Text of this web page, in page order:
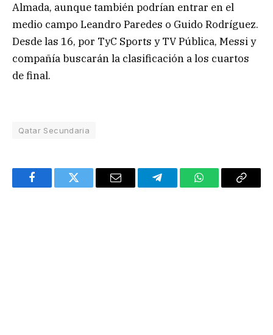
Almada, aunque también podrían entrar en el
medio campo Leandro Paredes o Guido Rodríguez.
Desde las 16, por TyC Sports y TV Pública, Messi y
compañía buscarán la clasificación a los cuartos
de final.
Qatar Secundaria
FacebookTwitter Email TelegramWhatsAppCopy